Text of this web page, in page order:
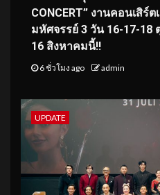
CONCERT” งานคอนเสิร์
มหัศจรรย์ 3 วัน 16-17-
16 สิงหาคมนี้!!
6 ชั่วโมง ago admin
UPDATE